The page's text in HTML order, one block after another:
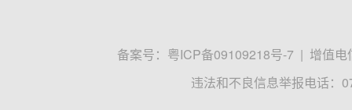
备案号： 粤ICP备09109218号-7 | 增值电
违法和不良信息举报电话：